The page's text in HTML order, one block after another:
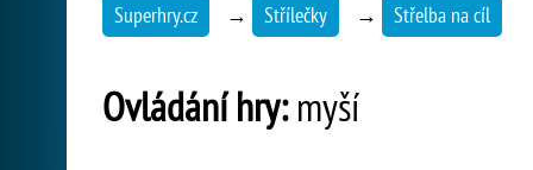
Superhry.cz → Střílečky → Střelba na cíl
Ovládání hry:myší